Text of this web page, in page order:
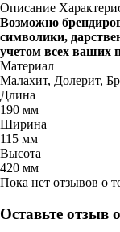
Описание
Возможно
символики,
учетом всех ваших
Материал
Малахит, Долерит,
Длина
190 мм
Ширина
115 мм
Высота
420 мм
Пока нет отзывов о
Оставьте отзыв